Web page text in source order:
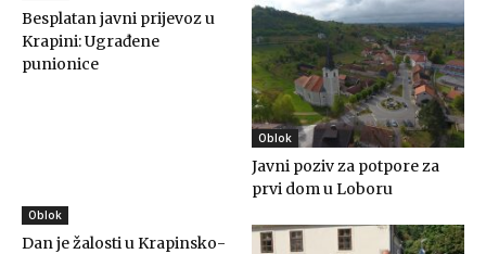
Besplatan javni prijevoz u
Krapini: Ugrađene
punionice
Oblok
Javni poziv za potpore za
prvi dom u Loboru
Oblok
Dan je žalosti u Krapinsko-